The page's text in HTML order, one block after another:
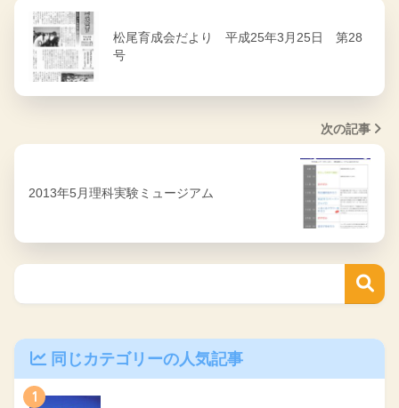
松尾育成会だより 平成25年3月25日 第28
号
次の記事
2013年5月理科実験ミュージアム
同じカテゴリーの人気記事
1